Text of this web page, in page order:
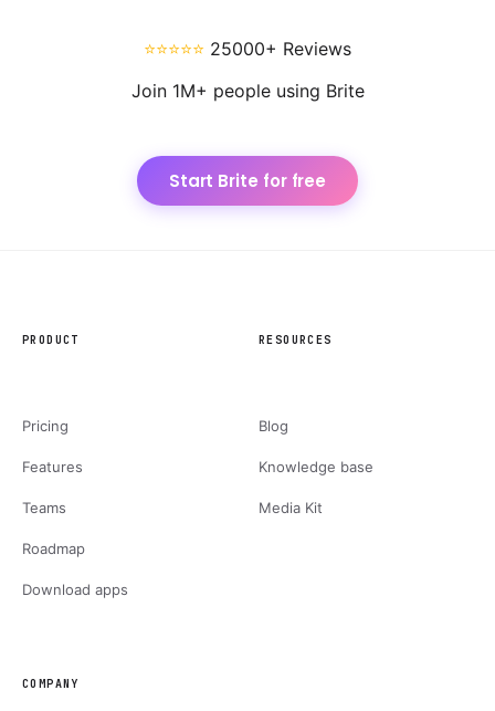
⭐⭐⭐⭐⭐ 25000+ Reviews
Join 1M+ people using Brite
Start Brite for free
PRODUCT
Pricing
Features
Teams
Roadmap
Download apps
RESOURCES
Blog
Knowledge base
Media Kit
COMPANY